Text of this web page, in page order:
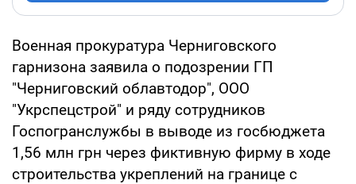
Военная прокуратура Черниговского
гарнизона заявила о подозрении ГП
"Черниговский облавтодор", ООО
"Укрспецстрой" и ряду сотрудников
Госпогранслужбы в выводе из госбюджета
1,56 млн грн через фиктивную фирму в ходе
строительства укреплений на границе с